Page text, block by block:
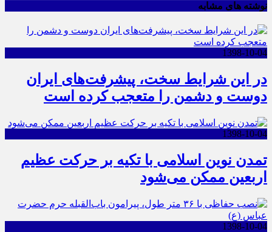
نوشته های مشابه
1398-10-04
در این شرایط سخت، پیشرفت‌های ایران
دوست و دشمن را متعجب کرده است
1398-10-04
تمدن نوین اسلامی با تکیه بر حرکت عظیم
اربعین ممکن می‌شود
1398-10-04